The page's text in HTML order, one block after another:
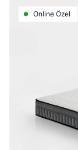
Online Özel